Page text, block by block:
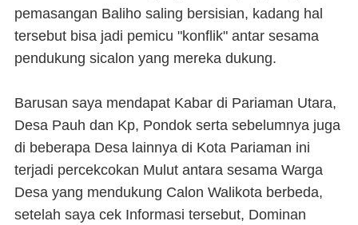
pemasangan Baliho saling bersisian, kadang hal
tersebut bisa jadi pemicu "konflik" antar sesama
pendukung sicalon yang mereka dukung.
Barusan saya mendapat Kabar di Pariaman Utara,
Desa Pauh dan Kp, Pondok serta sebelumnya juga
di beberapa Desa lainnya di Kota Pariaman ini
terjadi percekcokan Mulut antara sesama Warga
Desa yang mendukung Calon Walikota berbeda,
setelah saya cek Informasi tersebut, Dominan